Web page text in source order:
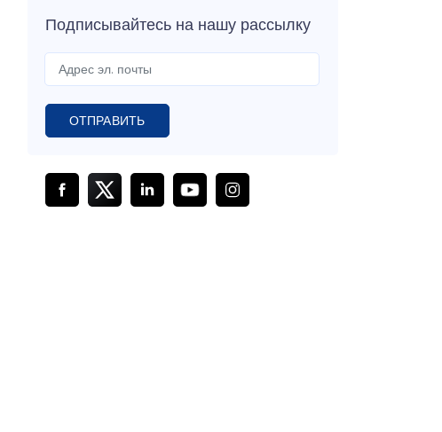
Подписывайтесь на нашу рассылку
ОТПРАВИТЬ